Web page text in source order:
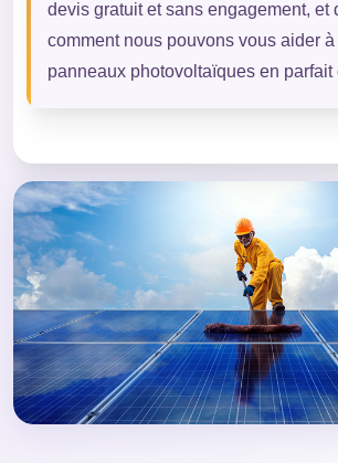
devis gratuit et sans engagement, et
comment nous pouvons vous aider
panneaux photovoltaïques en parfait